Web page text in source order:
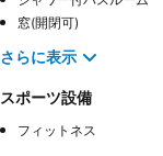
窓(開閉可)
さらに表示
スポーツ設備
フィットネス